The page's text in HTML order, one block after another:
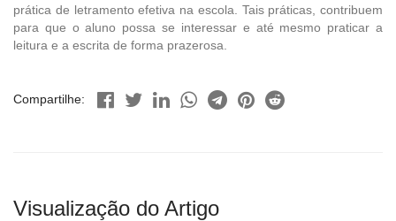
prática de letramento efetiva na escola. Tais práticas, contribuem
para que o aluno possa se interessar e até mesmo praticar a
leitura e a escrita de forma prazerosa.
Compartilhe:
Visualização do Artigo